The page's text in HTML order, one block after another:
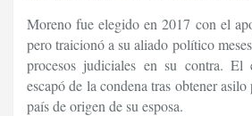
Moreno fue elegido en 2017 con el
pero traicionó a su aliado político
procesos judiciales en su contra. El
escapó de la condena tras obtener
país de origen de su esposa.